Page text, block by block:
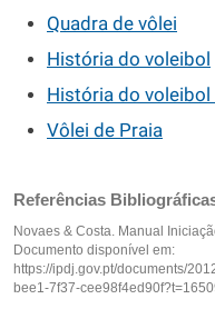
Quadra de vôlei
História do voleibol
História do voleibol
Vôlei de Praia
Referências
Novaes & Costa. Manual
Documento disponível em:
https://ipdj.gov.pt/documents/
bee1-7f37-